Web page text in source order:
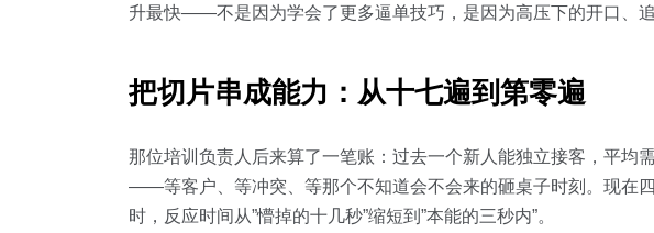
升最快——不是因为学会了更多逼单技巧，是因为高压下的开口、
把切片串成能力：从十七遍到第零遍
那位培训负责人后来算了一笔账：过去一个新人能独立接客，平均
——等客户、等冲突、等那个不知道会不会来的砸桌子时刻。现在四
时，反应时间从”懵掉的十几秒”缩短到”本能的三秒内”。